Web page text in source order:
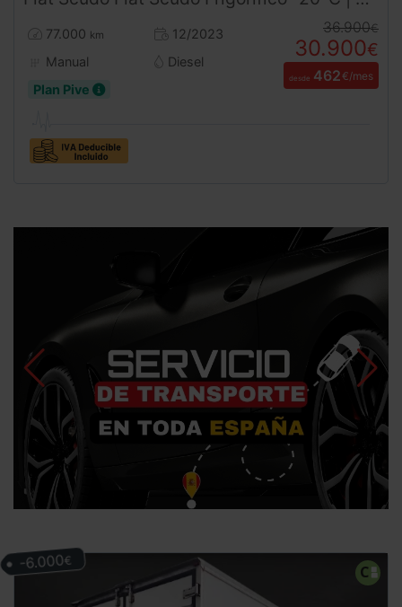
77.000 km
12/2023
Manual
Diesel
Plan Pive
36.900€
30.900€
desde 462€/mes
-6.000€